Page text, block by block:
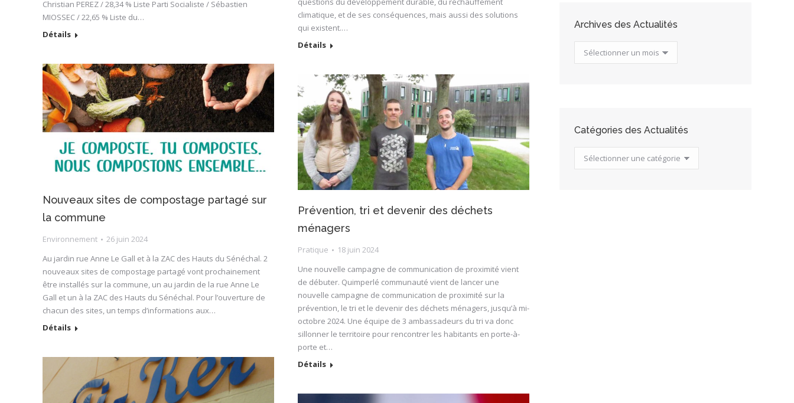
Christian PEREZ / 28,34 % Liste Parti Socialiste / Sébastien
MIOSSEC / 22,65 % Liste du…
Détails
climatique, et de ses conséquences, mais aussi des solutions
qui existent.…
Détails
Nouveaux sites de compostage partagé sur
la commune
Environnement
26 juin 2024
Au jardin rue Anne Le Gall et à la ZAC des Hauts du Sénéchal. 2
nouveaux sites de compostage partagé vont prochainement
être installés sur la commune, un au jardin de la rue Anne Le
Gall et un à la ZAC des Hauts du Sénéchal. Pour l’ouverture de
chacun des sites, un temps d’informations aux…
Détails
Prévention, tri et devenir des déchets
ménagers
Pratique
18 juin 2024
Une nouvelle campagne de communication de proximité vient
de débuter. Quimperlé communauté vient de lancer une
nouvelle campagne de communication de proximité sur la
prévention, le tri et le devenir des déchets ménagers, jusqu’à mi-
octobre 2024. Une équipe de 3 ambassadeurs du tri va donc
sillonner le territoire pour rencontrer les habitants en porte-à-
porte et…
Détails
Archives des Actualités
Archives
des
Catégories des Actualités
Catégories
des